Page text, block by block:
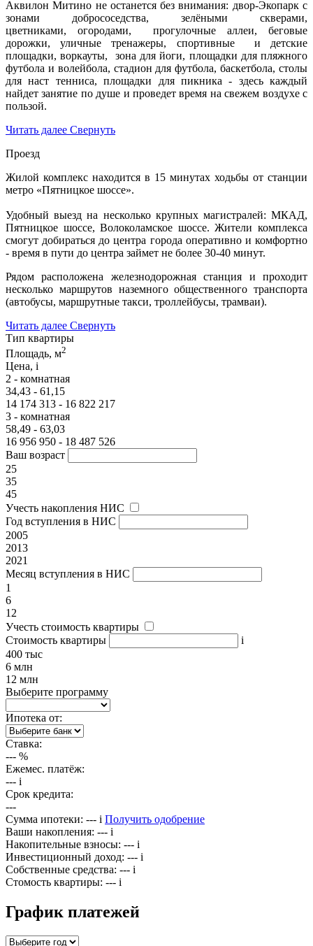
Аквилон Митино не останется без внимания: двор-Экопарк с
зонами добрососедства, зелёными скверами,
цветниками, огородами, прогулочные аллеи, беговые
дорожки, уличные тренажеры, спортивные и детские
площадки, воркауты, зона для йоги, площадки для пляжного
футбола и волейбола, стадион для футбола, баскетбола, столы
для наст тенниса, площадки для пикника - здесь каждый
найдет занятие по душе и проведет время на свежем воздухе с
пользой.
Читать далее Свернуть
Проезд
Жилой комплекс находится в 15 минутах ходьбы от станции
метро «Пятницкое шоссе».
Удобный выезд на несколько крупных магистралей: МКАД,
Пятницкое шоссе, Волоколамское шоссе. Жители комплекса
смогут добираться до центра города оперативно и комфортно
- время в пути до центра займет не более 30-40 минут.
Рядом расположена железнодорожная станция и проходит
несколько маршрутов наземного общественного транспорта
(автобусы, маршрутные такси, троллейбусы, трамваи).
Читать далее Свернуть
Тип квартиры
Площадь, м2
Цена, i
2 - комнатная
34,43 - 61,15
14 174 313 - 16 822 217
3 - комнатная
58,49 - 63,03
16 956 950 - 18 487 526
Ваш возраст
25
35
45
Учесть накопления НИС
Год вступления в НИС
2005
2013
2021
Месяц вступления в НИС
1
6
12
Учесть стоимость квартиры
Стоимость квартиры
i
400 тыс
6 млн
12 млн
Выберите программу
Ипотека от:
Ставка:
--- %
Ежемес. платёж:
--- i
Срок кредита:
---
Сумма ипотеки: --- i Получить одобрение
Ваши накопления: --- i
Накопительные взносы: --- i
Инвестиционный доход: --- i
Собственные средства: --- i
Стомость квартиры: --- i
График платежей